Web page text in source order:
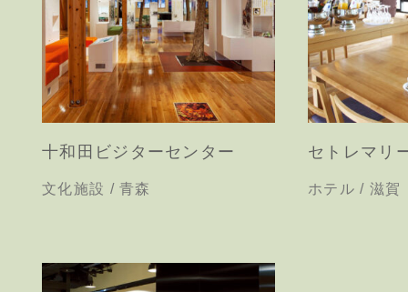
十和田ビジターセンター
文化施設 / 青森
セトレマリ
ホテル / 滋賀